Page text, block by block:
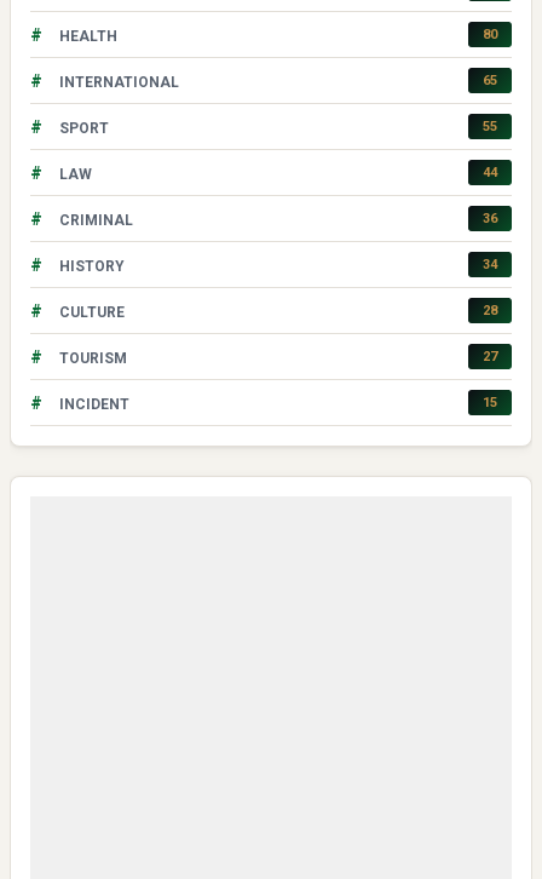
# HEALTH 80
# INTERNATIONAL 65
# SPORT 55
# LAW 44
# CRIMINAL 36
# HISTORY 34
# CULTURE 28
# TOURISM 27
# INCIDENT 15